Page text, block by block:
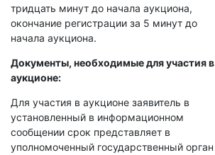
тридцать минут до начала аукциона,
окончание регистрации за 5 минут до
начала аукциона.
Документы, необходимые для участия в
аукционе:
Для участия в аукционе заявитель в
установленный в информационном
сообщении срок представляет в
уполномоченный государственный орган